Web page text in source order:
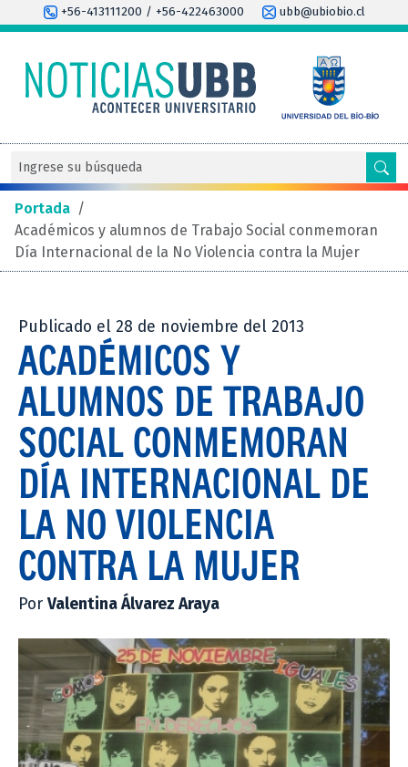
+56-413111200 / +56-422463000 ubb@ubiobio.cl
Portada /
Académicos y alumnos de Trabajo Social conmemoran
Día Internacional de la No Violencia contra la Mujer
Publicado el 28 de noviembre del 2013
ACADÉMICOS Y
ALUMNOS DE TRABAJO
SOCIAL CONMEMORAN
DÍA INTERNACIONAL DE
LA NO VIOLENCIA
CONTRA LA MUJER
PorValentina Álvarez Araya